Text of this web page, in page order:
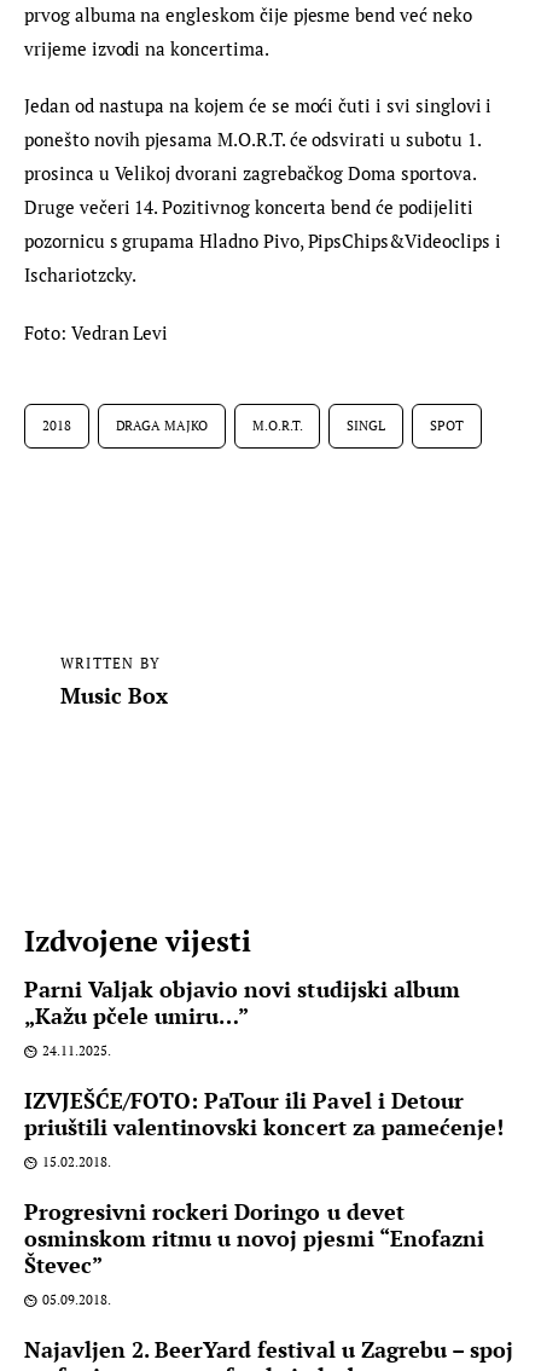
prvog albuma na engleskom čije pjesme bend već neko
vrijeme izvodi na koncertima.
Jedan od nastupa na kojem će se moći čuti i svi singlovi i
ponešto novih pjesama M.O.R.T. će odsvirati u subotu 1.
prosinca u Velikoj dvorani zagrebačkog Doma sportova.
Druge večeri 14. Pozitivnog koncerta bend će podijeliti
pozornicu s grupama Hladno Pivo, PipsChips&Videoclips i
Ischariotzcky.
Foto: Vedran Levi
2018 DRAGA MAJKO M.O.R.T. SINGL SPOT
WRITTEN BY
Music Box
Izdvojene vijesti
Parni Valjak objavio novi studijski album
„Kažu pčele umiru…”
24.11.2025.
IZVJEŠĆE/FOTO: PaTour ili Pavel i Detour
priuštili valentinovski koncert za pamećenje!
15.02.2018.
Progresivni rockeri Doringo u devet
osminskom ritmu u novoj pjesmi “Enofazni
Števec”
05.09.2018.
Najavljen 2. BeerYard festival u Zagrebu – spoj